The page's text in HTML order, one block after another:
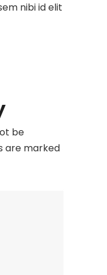
nibi id elit
be
are marked